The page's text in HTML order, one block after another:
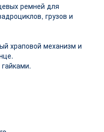
ремней для
грузов и
храповой механизм и